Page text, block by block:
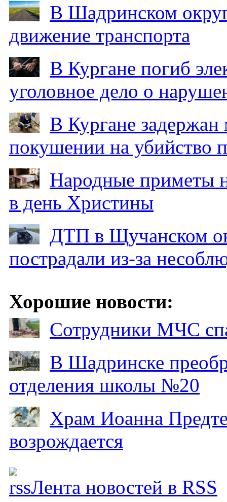
В Шадринском
движение транспорта
В Кургане погиб
уголовное дело о
В Кургане
покушении на убийство
Народные приметы
в день Христины
ДТП в Щучанском
пострадали из-за
Хорошие новости:
Сотрудники МЧС
В Шадринске
отделения школы №20
Храм Иоанна
возрождается
Лента новостей в RSS